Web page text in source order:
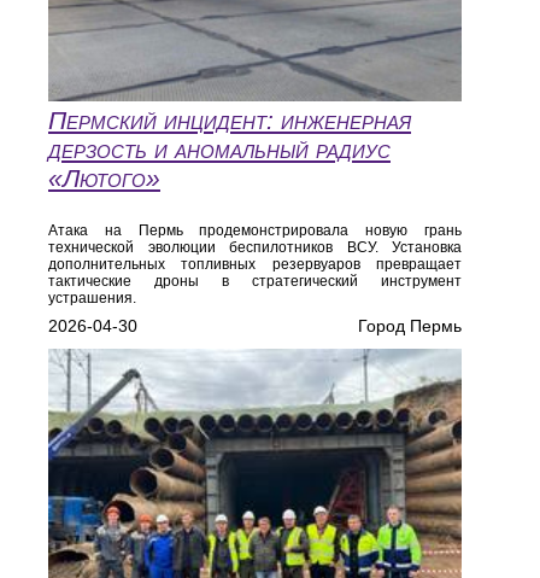
Пермский инцидент: инженерная
дерзость и аномальный радиус
«Лютого»
Атака на Пермь продемонстрировала новую грань
технической эволюции беспилотников ВСУ. Установка
дополнительных топливных резервуаров превращает
тактические дроны в стратегический инструмент
устрашения.
2026-04-30 Город Пермь